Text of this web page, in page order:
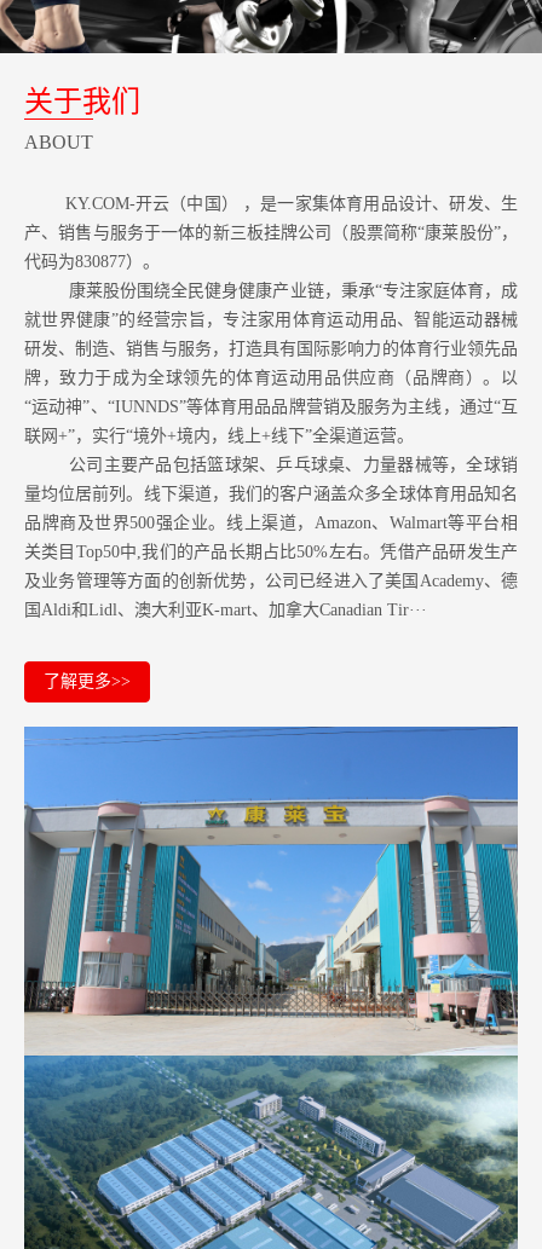
关于我们
ABOUT
KY.COM-开云（中国） ，是一家集体育用品设计、研发、生
产、销售与服务于一体的新三板挂牌公司（股票简称“康莱股份”，
代码为830877）。
康莱股份围绕全民健身健康产业链，秉承“专注家庭体育，成
就世界健康”的经营宗旨，专注家用体育运动用品、智能运动器械
研发、制造、销售与服务，打造具有国际影响力的体育行业领先品
牌，致力于成为全球领先的体育运动用品供应商（品牌商）。以
“运动神”、“IUNNDS”等体育用品品牌营销及服务为主线，通过“互
联网+”，实行“境外+境内，线上+线下”全渠道运营。
公司主要产品包括篮球架、乒乓球桌、力量器械等，全球销
量均位居前列。 线下渠道，我们的客户涵盖众多全球体育用品知名
品牌商及世界500强企业。 线上渠道，Amazon、Walmart等平台相
关类目Top50中,我们的产品长期占比50%左右。凭借产品研发生产
及业务管理等方面的创新优势，公司已经进入了美国Academy、德
国Aldi和Lidl、澳大利亚K-mart、加拿大Canadian Tir···
了解更多>>